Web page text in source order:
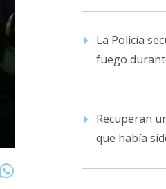
La Policía
fuego
Recuperan
que había